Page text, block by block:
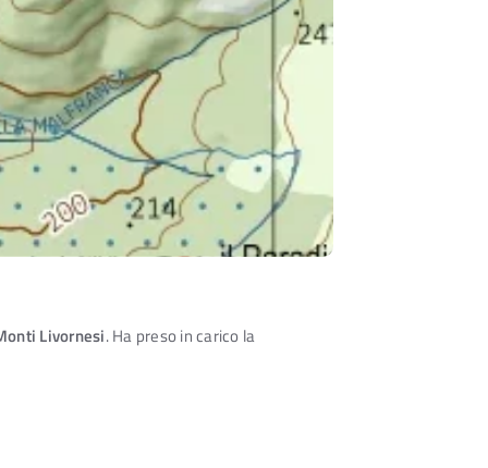
Livornesi. Ha preso in carico la